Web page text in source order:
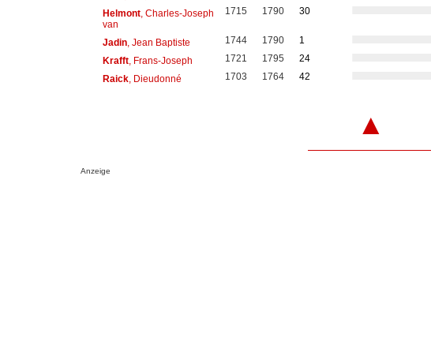
Helmont, Charles-Joseph
van
1715 1790 30
Jadin, Jean Baptiste 1744 1790
1
Krafft, Frans-Joseph 1721 1795
24
Raick, Dieudonné 1703 1764 42
▲
Anzeige